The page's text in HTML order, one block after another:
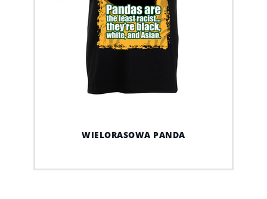
WIELORASOWA PANDA